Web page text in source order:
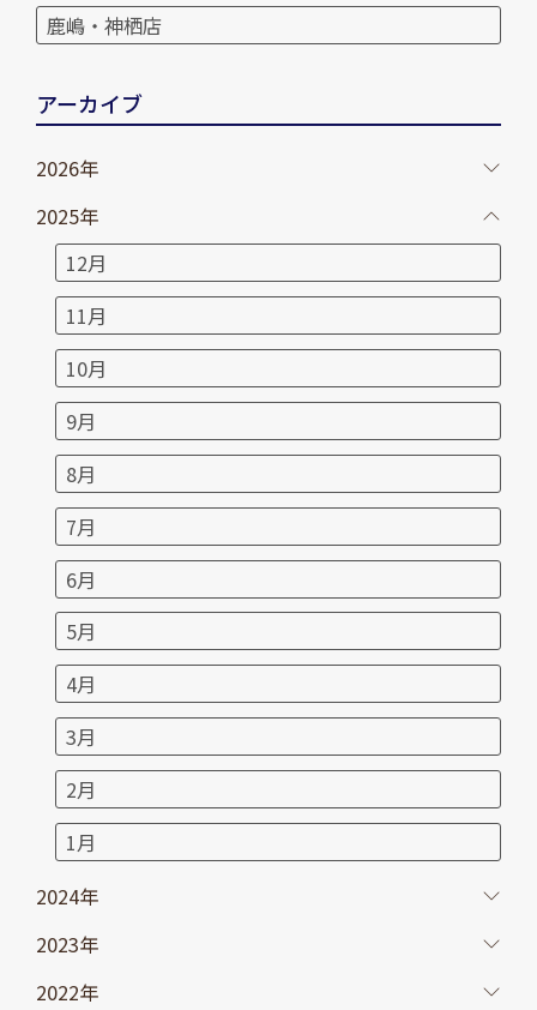
鹿嶋・神栖店
アーカイブ
2026年
2025年
12月
11月
10月
9月
8月
7月
6月
5月
4月
3月
2月
1月
2024年
2023年
2022年